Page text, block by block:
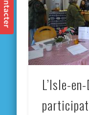
L’Isle-